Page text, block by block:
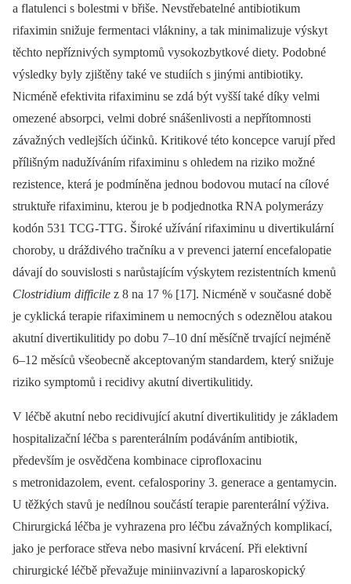
a flatulenci s bolestmi v břiše. Nevstřebatelné antibiotikum
rifaximin snižuje fermentaci vlákniny, a tak minimalizuje výskyt
těchto nepříznivých symptomů vysokozbytkové diety. Podobné
výsledky byly zjištěny také ve studiích s jinými antibiotiky.
Nicméně efektivita rifaximinu se zdá být vyšší také díky velmi
omezené absorpci, velmi dobré snášenlivosti a nepřítomnosti
závažných vedlejších účinků. Kritikové této koncepce varují před
přílišným nadužíváním rifaximinu s ohledem na riziko možné
rezistence, která je podmíněna jednou bodovou mutací na cílové
struktuře rifaximinu, kterou je b podjednotka RNA polymerázy
kodón 531 TCG-TTG. Široké užívání rifaximinu u divertikulární
choroby, u dráždivého tračníku a v prevenci jaterní encefalopatie
dávají do souvislosti s narůstajícím výskytem rezistentních kmenů
Clostridium difficile z 8 na 17 % [17]. Nicméně v současné době
je cyklická terapie rifaximinem u nemocných s odeznělou atakou
akutní divertikulitidy po dobu 7–10 dní měsíčně trvající nejméně
6–12 měsíců všeobecně akceptovaným standardem, který snižuje
riziko symptomů i recidivy akutní divertikulitidy.
V léčbě akutní nebo recidivující akutní divertikulitidy je základem
hospitalizační léčba s parenterálním podáváním antibiotik,
především je osvědčena kombinace ciprofloxacinu
s metronidazolem, event. cefalosporiny 3. generace a gentamycin.
U těžkých stavů je nedílnou součástí terapie parenterální výživa.
Chirurgická léčba je vyhrazena pro léčbu závažných komplikací,
jako je perforace střeva nebo masivní krvácení. Při elektivní
chirurgické léčbě převažuje miniinvazivní a laparoskopický